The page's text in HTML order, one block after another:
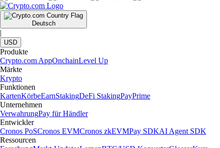
Deutsch
|
USD
Produkte
Crypto.com AppOnchainLevel Up
Märkte
Krypto
Funktionen
KartenKörbeEarnStakingDeFi StakingPayPrime
Unternehmen
VerwahrungPay für Händler
Entwickler
Cronos PoSCronos EVMCronos zkEVMPay SDKAI Agent SDK
Ressourcen